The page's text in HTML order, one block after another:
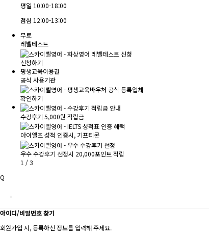
평일 10:00-18:00
점심 12:00-13:00
무료
레벨테스트
신청하기
평생교육이용권
공식 사용기관
확인하기
수강후기 5,000원 적립금
아이엘츠 성적 인증시, 기프티콘
우수 수강후기 선정시 20,000포인트 적립
1 /3
Q
아이디/비밀번호 찾기
회원가입 시, 등록하신 정보를 입력해 주세요.